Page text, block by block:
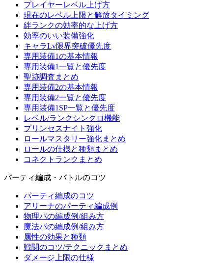
プレイヤーレベル上げ方
現在のレベル上限と解放タイミング
絆ランクの効率的な上げ方
効率のいい装備強化
キャラLv限界突破優先度
専用装備1の基本情報
専用装備1一覧と優先度
聖跡調査まとめ
専用装備2の基本情報
専用装備2一覧と優先度
専用装備1SP一覧と優先度
レベル/ランクシンクロ機能
プリンセスナイト強化
ロールマスタリー強化まとめ
ロールの仕様と種類まとめ
コネクトランクまとめ
パーティ編成・バトルのコツ
パーティ編成のコツ
アリーナのパーティ編成例
物理パの編成例/組み方
魔法パの編成例/組み方
属性の効果と種類
戦闘のコツ/テクニックまとめ
ダメージ上限の仕様